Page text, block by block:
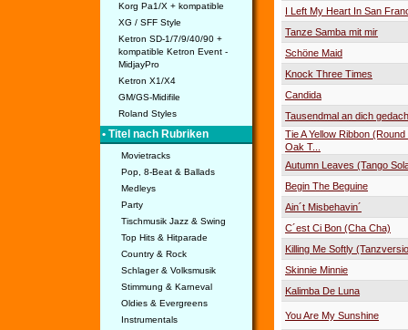
Korg Pa1/X + kompatible
XG / SFF Style
Ketron SD-1/7/9/40/90 +
kompatible Ketron Event -
MidjayPro
Ketron X1/X4
GM/GS-Midifile
Roland Styles
• Titel nach Rubriken
Movietracks
Pop, 8-Beat & Ballads
Medleys
Party
Tischmusik Jazz & Swing
Top Hits & Hitparade
Country & Rock
Schlager & Volksmusik
Stimmung & Karneval
Oldies & Evergreens
Instrumentals
I Left My Heart In San
Tanze Samba mit mir
Schöne Maid
Knock Three Times
Candida
Tausendmal an dich
Tie A Yellow Ribbon
Oak T...
Autumn Leaves (Tango
Begin The Beguine
Ain´t Misbehavin´
C´est Ci Bon (Cha Cha)
Killing Me Softly
Skinnie Minnie
Kalimba De Luna
You Are My Sunshine